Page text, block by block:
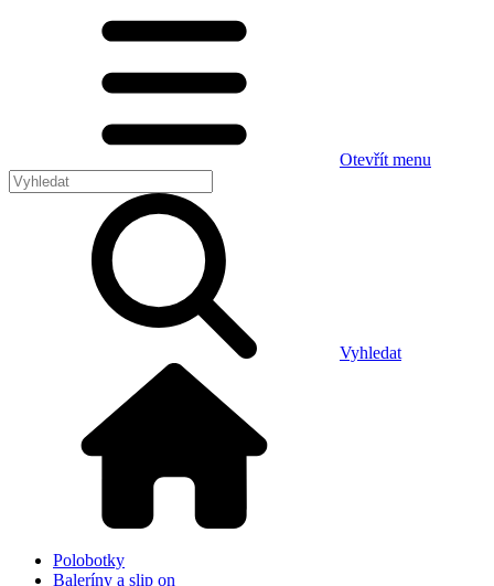
Otevřít menu
Vyhledat
Polobotky
Baleríny a slip on